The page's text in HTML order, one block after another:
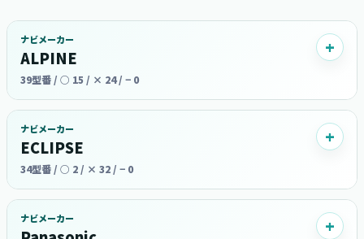
ナビメーカー
ALPINE
39型番 / ○ 15 / × 24 / − 0
ナビメーカー
ECLIPSE
34型番 / ○ 2 / × 32 / − 0
ナビメーカー